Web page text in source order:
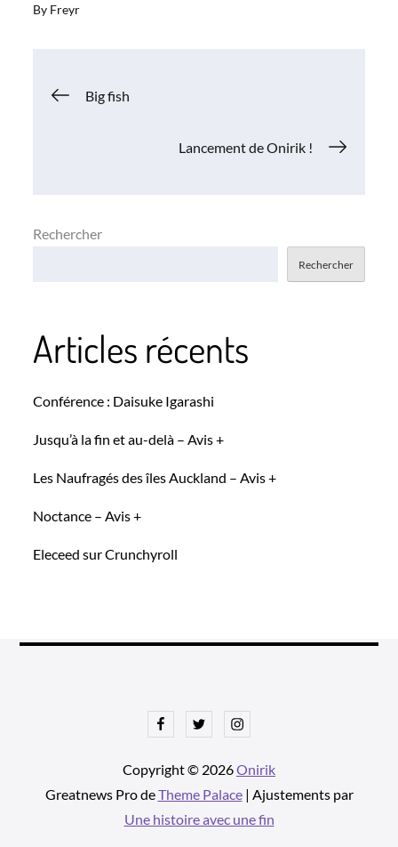
By Freyr
Navigation
Big fish
Lancement de Onirik !
Rechercher
Rechercher
Articles récents
Conférence : Daisuke Igarashi
Jusqu’à la fin et au-delà – Avis +
Les Naufragés des îles Auckland – Avis +
Noctance – Avis +
Eleceed sur Crunchyroll
FacebookTwitterInstagram
Copyright © 2026Onirik
Greatnews Pro deTheme Palace| Ajustements par
Une histoire avec une fin